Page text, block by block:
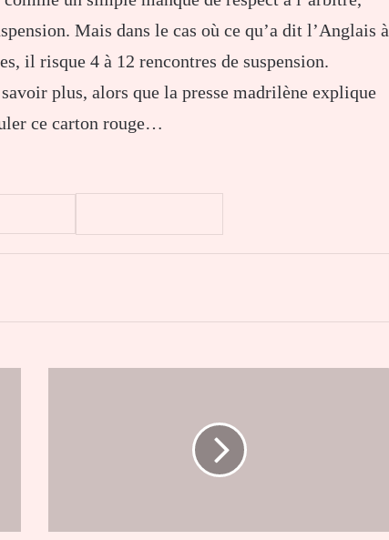
Mais dans le cas où ce qu’a dit l’Anglais à
il risque 4 à 12 rencontres de suspension.
plus, alors que la presse madrilène explique
ce carton rouge…